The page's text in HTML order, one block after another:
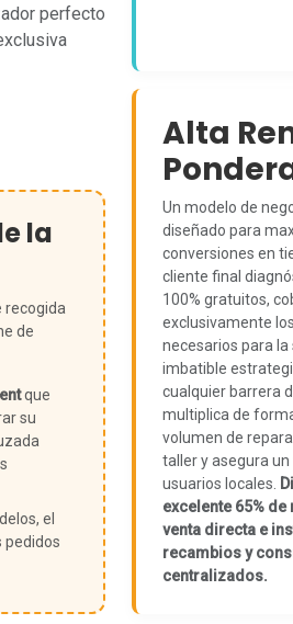
perfecto
la
recogida
de
que
su
el
pedidos
Alta
Un modelo de
diseñado para
conversiones en
cliente final
100% gratuitos,
exclusivamente
necesarios para
imbatible
cualquier barrera
multiplica de
volumen de
taller y asegura
usuarios locales.
excelente 65%
venta directa e
recambios y
centralizados.